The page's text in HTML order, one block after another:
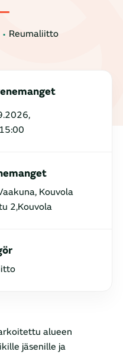
Reumaliitto
Kouvola
2,Kouvola
alueen
jäsenille ja